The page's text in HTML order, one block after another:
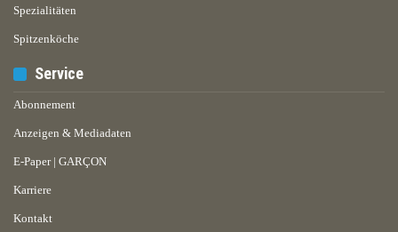
Spezialitäten
Spitzenköche
Service
Abonnement
Anzeigen & Mediadaten
E-Paper | GARÇON
Karriere
Kontakt